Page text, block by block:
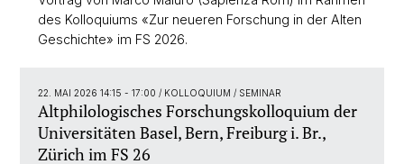
des Kolloquiums «Zur neueren Forschung in der Alten
Geschichte» im FS 2026.
22. MAI 2026 14:15 - 17:00 / KOLLOQUIUM / SEMINAR
Altphilologisches Forschungskolloquium der
Universitäten Basel, Bern, Freiburg i. Br.,
Zürich im FS 26